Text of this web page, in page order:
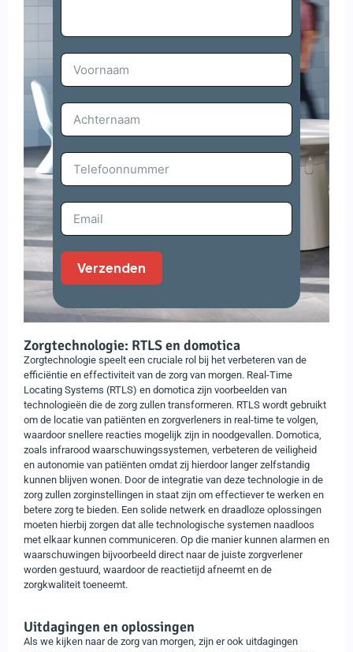
Verzenden
Zorgtechnologie: RTLS en domotica
Zorgtechnologie speelt een cruciale rol bij het verbeteren van de
efficiëntie en effectiviteit van de zorg van morgen. Real-Time
Locating Systems (RTLS) en domotica zijn voorbeelden van
technologieën die de zorg zullen transformeren. RTLS wordt gebruikt
om de locatie van patiënten en zorgverleners in real-time te volgen,
waardoor snellere reacties mogelijk zijn in noodgevallen. Domotica,
zoals infrarood waarschuwingssystemen, verbeteren de veiligheid
en autonomie van patiënten omdat zij hierdoor langer zelfstandig
kunnen blijven wonen. Door de integratie van deze technologie in de
zorg zullen zorginstellingen in staat zijn om effectiever te werken en
betere zorg te bieden. Een solide netwerk en draadloze oplossingen
moeten hierbij zorgen dat alle technologische systemen naadloos
met elkaar kunnen communiceren. Op die manier kunnen alarmen en
waarschuwingen bijvoorbeeld direct naar de juiste zorgverlener
worden gestuurd, waardoor de reactietijd afneemt en de
zorgkwaliteit toeneemt.
Uitdagingen en oplossingen
Als we kijken naar de zorg van morgen, zijn er ook uitdagingen